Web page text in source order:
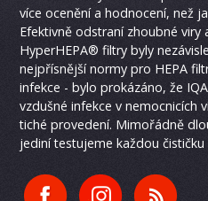
více ocenění a hodnocení, než
Efektivně odstraní zhoubné viry
HyperHEPA® filtry byly
nejpřísnější normy pro HEPA
infekce - bylo prokázáno, že
vzdušné infekce v nemocnicích
tiché provedení. Mimořádně
jediní testujeme každou čističku